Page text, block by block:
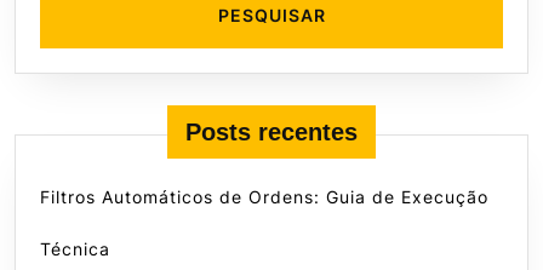
Posts recentes
Filtros Automáticos de Ordens: Guia de Execução
Técnica